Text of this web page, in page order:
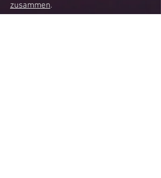
zusammen.